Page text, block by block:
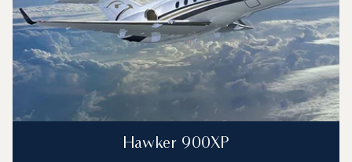
Hawker 900XP